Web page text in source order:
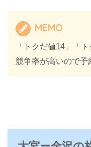
MEMO
「トクだ値14」「
競争率が高いので予